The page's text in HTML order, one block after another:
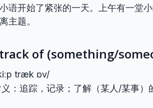
语开始了紧张的一天。上午有一堂
主题。
of (something/
træk ɒv/
：追踪，记录；了解（某人/某事）